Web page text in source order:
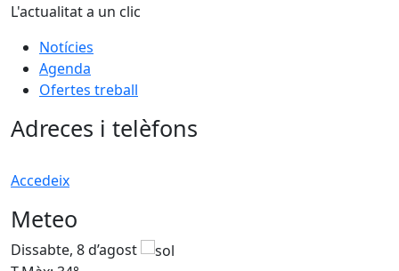
L'actualitat a un clic
Notícies
Agenda
Ofertes treball
Adreces i telèfons
Accedeix
Meteo
Dissabte, 8 d’agost